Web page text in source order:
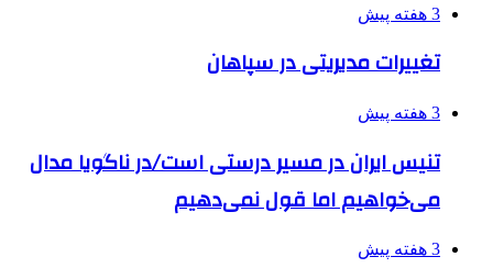
3 هفته پیش
تغییرات مدیریتی در سپاهان
3 هفته پیش
تنیس ایران در مسیر درستی است/در ناگویا مدال
می‌خواهیم اما قول نمی‌دهیم
3 هفته پیش